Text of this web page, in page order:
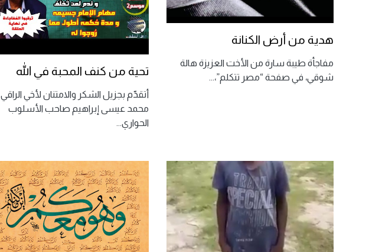
هدية من أرض الكنانة
مفاجأة طيبة سارة من الأخت العزيزة هالة
شوقي، في صفحة “مصر تتكلم”،... تحية من كنف المحبة في الله
أتقدّم بجزيل الشكر والامتنان لأخي الراقي
محمد عيسى إبراهيم صاحب الأسلوب
الحواري...